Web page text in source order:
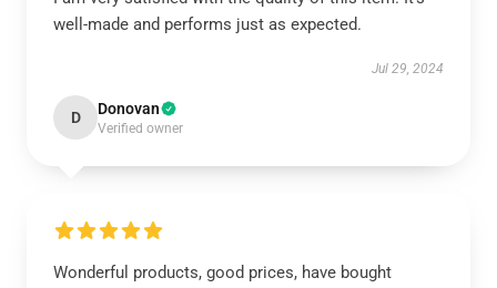
well-made and performs just as expected.
Jul 29, 2024
D Donovan
Verified owner
Wonderful products, good prices, have bought